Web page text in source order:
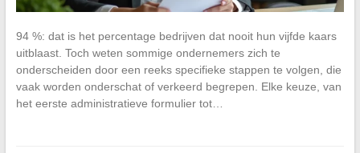
94 %: dat is het percentage bedrijven dat nooit hun vijfde kaars
uitblaast. Toch weten sommige ondernemers zich te
onderscheiden door een reeks specifieke stappen te volgen, die
vaak worden onderschat of verkeerd begrepen. Elke keuze, van
het eerste administratieve formulier tot…